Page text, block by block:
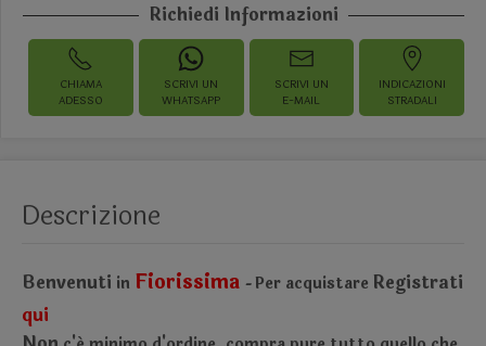
Richiedi Informazioni
CHIAMA
ADESSO
SCRIVI UN
WHATSAPP
SCRIVI UN
E-MAIL
INDICAZIONI
STRADALI
Descrizione
Benvenuti in Fiorissima - Per acquistare Registrati
qui